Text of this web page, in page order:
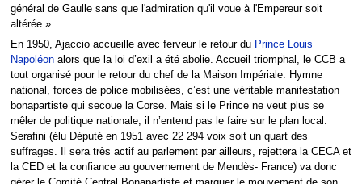
général de Gaulle sans que l'admiration qu'il voue à l'Empereur soit
altérée ».
En 1950, Ajaccio accueille avec ferveur le retour du Prince Louis
Napoléonalors que la loi d’exil a été abolie. Accueil triomphal, le CCB a
tout organisé pour le retour du chef de la Maison Impériale. Hymne
national, forces de police mobilisées, c’est une véritable manifestation
bonapartiste qui secoue la Corse. Mais si le Prince ne veut plus se
mêler de politique nationale, il n’entend pas le faire sur le plan local.
Serafini (élu Député en 1951 avec 22 294 voix soit un quart des
suffrages. Il sera très actif au parlement par ailleurs, rejettera la CECA et
la CED et la confiance au gouvernement de Mendès- France) va donc